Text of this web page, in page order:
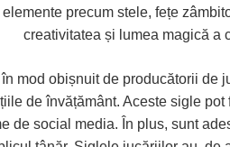
precum stele, fețe
creativitatea și lumea magică a
mod obișnuit de producătorii de
de învățământ. Aceste sigle
de social media. În plus, sunt